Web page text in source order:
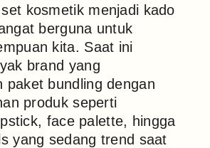
kosmetik menjadi kado
berguna untuk
kita. Saat ini
brand yang
paket bundling dengan
produk seperti
face palette, hingga
yang sedang trend saat